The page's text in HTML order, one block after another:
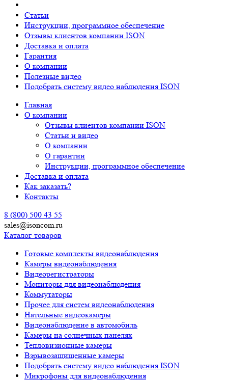
Статьи
Инструкции, программное обеспечение
Отзывы клиентов компании ISON
Доставка и оплата
Гарантия
О компании
Полезные видео
Подобрать систему видео наблюдения ISON
Главная
О компании
Отзывы клиентов компании ISON
Статьи и видео
О компании
О гарантии
Инструкции, программное обеспечение
Доставка и оплата
Как заказать?
Контакты
8 (800) 500 43 55
sales@isoncom.ru
Каталог товаров
Готовые комплекты видеонаблюдения
Камеры видеонаблюдения
Видеорегистраторы
Мониторы для видеонаблюдения
Коммутаторы
Прочее для систем видеонаблюдения
Нательные видеокамеры
Видеонаблюдение в автомобиль
Камеры на солнечных панелях
Тепловизионные камеры
Взрывозащищенные камеры
Подобрать систему видео наблюдения ISON
Микрофоны для видеонаблюдения